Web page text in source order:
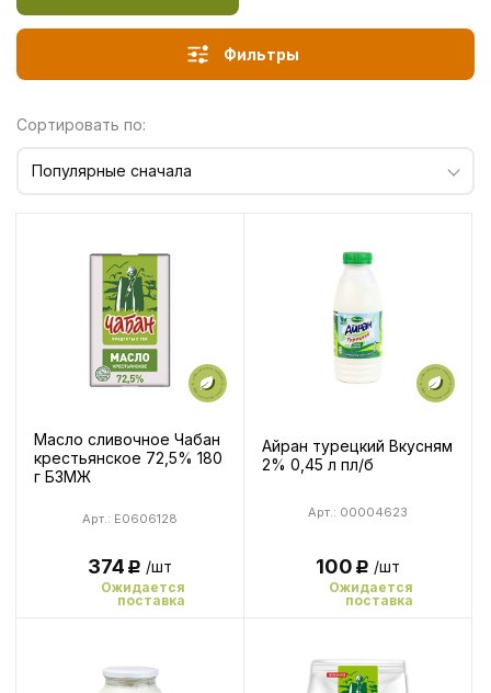
Фильтры
Сортировать по:
Популярные сначала
Масло сливочное Чабан
крестьянское 72,5% 180
г БЗМЖ
Арт.: E0606128
374Р /шт
Ожидается
поставка
Айран турецкий Вкусням
2% 0,45 л пл/б
Арт.: 00004623
100Р /шт
Ожидается
поставка